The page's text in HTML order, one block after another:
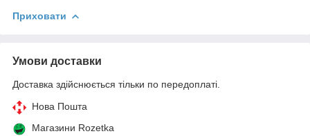
Приховати
Умови доставки
Доставка здійснюється тільки по передоплаті.
Нова Пошта
Магазини Rozetka